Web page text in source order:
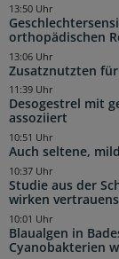
orthopädischen
13:50 Uhr
Zusatznutzten
13:06 Uhr
Desogestrel mit
assoziiert
11:39 Uhr
Auch seltene,
10:51 Uhr
Studie aus der
wirken
10:37 Uhr
Blaualgen in
Cyanobakterien
10:01 Uhr